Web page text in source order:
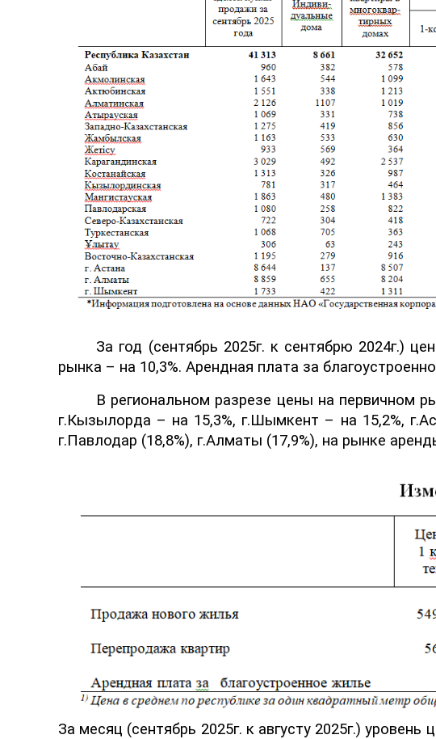
За год (сентябрь 2025г. к сентябрю 2024г.)
рынка – на 10,3%. Арендная плата за
В региональном разрезе цены на первичном
г.Кызылорда – на 15,3%, г.Шымкент – на 15,2%,
г.Павлодар (18,8%), г.Алматы (17,9%), на рынке
За месяц (сентябрь 2025г. к августу 2025г.)уровень